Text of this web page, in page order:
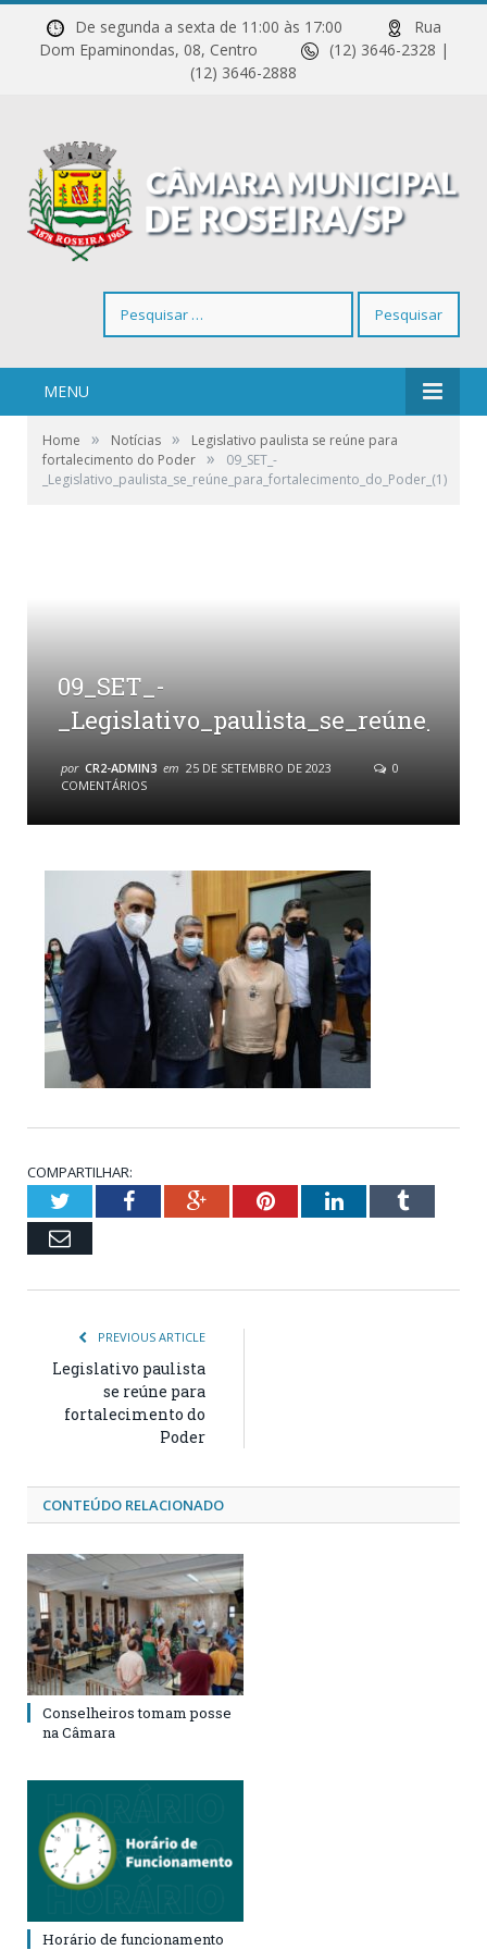
De segunda a sexta de 11:00 às 17:00
Rua
Dom Epaminondas, 08, Centro
(12) 3646-2328 |
(12) 3646-2888
por:
MENU
Home » Notícias »
Legislativo paulista se reúne para
fortalecimento do Poder »
09_SET_-
_Legislativo_paulista_se_reúne_para_fortalecimento_do_Poder_(1)
09_SET_-
por CR2-ADMIN3 em 25 DE SETEMBRO DE 2023
0
COMENTÁRIOS
COMPARTILHAR:
TwitterFacebookGoogle+PinterestLinkedInTumblr
Email
PREVIOUS ARTICLE
Legislativo paulista
se reúne para
fortalecimento do
Poder
CONTEÚDO RELACIONADO
Conselheiros tomam posse
na Câmara
Horário de funcionamento